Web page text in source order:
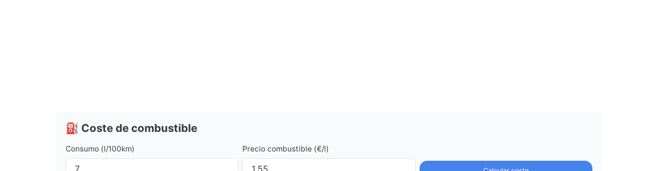
⛽ Coste de combustible
Consumo (l/100km) Precio combustible (€/l)